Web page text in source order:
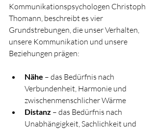
Kommunikationspsychologen Christoph
Thomann, beschreibt es vier
Grundstrebungen, die unser Verhalten,
unsere Kommunikation und unsere
Beziehungen prägen:
Nähe – das Bedürfnis nach
Verbundenheit, Harmonie und
zwischenmenschlicher Wärme
Distanz – das Bedürfnis nach
Unabhängigkeit, Sachlichkeit und